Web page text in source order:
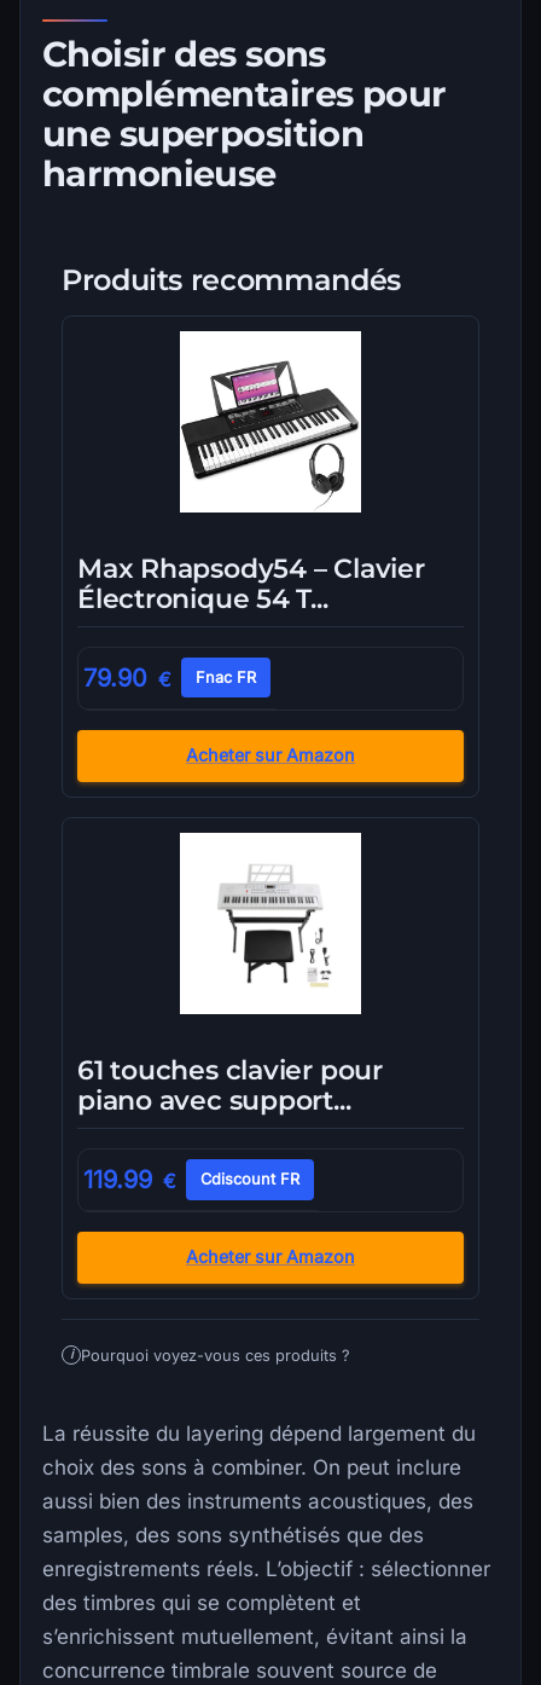
Choisir des sons
complémentaires pour
une superposition
harmonieuse
Produits recommandés
Max Rhapsody54 – Clavier
Électronique 54 T...
79.90 € Fnac FR
Acheter sur Amazon
61 touches clavier pour
piano avec support...
119.99 € Cdiscount FR
Acheter sur Amazon
i Pourquoi voyez-vous ces produits ?
La réussite du layering dépend largement du
choix des sons à combiner. On peut inclure
aussi bien des instruments acoustiques, des
samples, des sons synthétisés que des
enregistrements réels. L’objectif : sélectionner
des timbres qui se complètent et
s’enrichissent mutuellement, évitant ainsi la
concurrence timbrale souvent source de